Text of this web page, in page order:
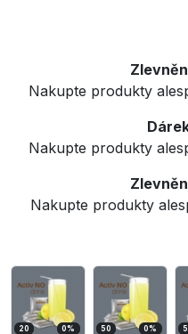
Nakupte produkty
Nakupte produkty
Nakupte produkty
20 0% 50 0%